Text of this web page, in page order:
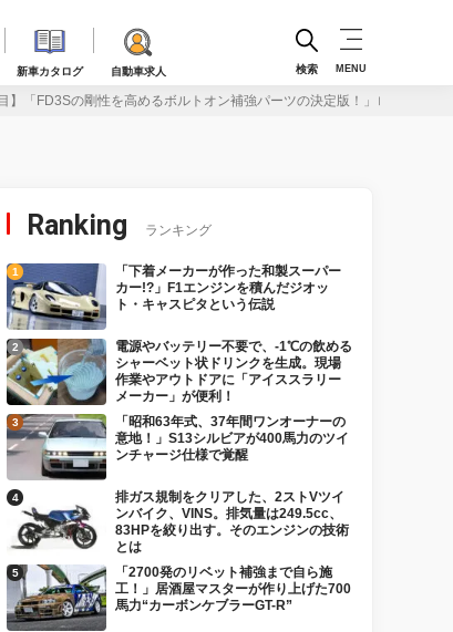
新車カタログ 自動車求人 検索 MENU
】「FD3Sの剛性を高めるボルトオン補強パーツの決定版！」ロールケー
Ranking ランキング
「下着メーカーが作った和製スーパー
カー!?」F1エンジンを積んだジオッ
ト・キャスピタという伝説
電源やバッテリー不要で、-1℃の飲める
シャーベット状ドリンクを生成。現場
作業やアウトドアに「アイススラリー
メーカー」が便利！
「昭和63年式、37年間ワンオーナーの
意地！」S13シルビアが400馬力のツイ
ンチャージ仕様で覚醒
排ガス規制をクリアした、2ストVツイ
ンバイク、VINS。排気量は249.5cc、
83HPを絞り出す。そのエンジンの技術
とは
「2700発のリベット補強まで自ら施
工！」居酒屋マスターが作り上げた700
馬力“カーボンケブラーGT-R”